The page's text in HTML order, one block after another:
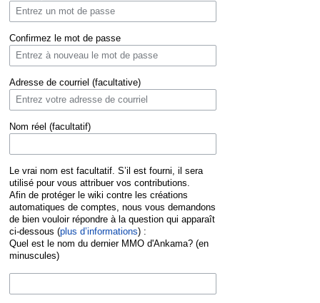
Confirmez le mot de passe
Adresse de courriel (facultative)
Nom réel (facultatif)
Le vrai nom est facultatif. S’il est fourni, il sera
utilisé pour vous attribuer vos contributions.
Afin de protéger le wiki contre les créations
automatiques de comptes, nous vous demandons
de bien vouloir répondre à la question qui apparaît
ci-dessous (plus d’informations) :
Quel est le nom du dernier MMO d'Ankama? (en
minuscules)